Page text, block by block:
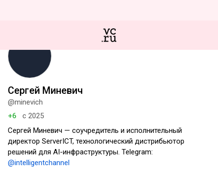
Сергей Миневич
@minevich
+6
с 2025
Сергей Миневич — соучредитель и исполнительный
директор ServerICT, технологический дистрибьютор
решений для AI-инфраструктуры. Telegram:
@intelligentchannel